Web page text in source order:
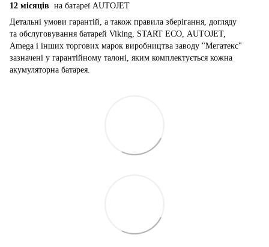
12 місяців на батареї AUTOJET
Детальні умови гарантій, а також правила зберігання, догляду
та обслуговування батарей Viking, START ECO, AUTOJET,
Amega і інших торгових марок виробництва заводу "Мегатекс"
зазначені у гарантійному талоні, яким комплектується кожна
акумуляторна батарея.